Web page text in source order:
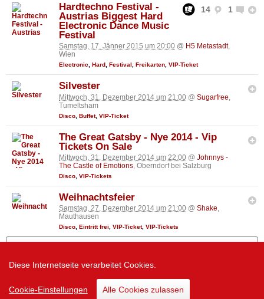
Diese Internetseite verarbeitet Cookies.
Cookie-Einstellungen Alle Cookies zulassen
14 1
Hardtechno Festival -
Austrias Biggest Hard
Electronic Dance Music
Festival
Samstag, 17. Jänner 2015 um 20:00 @ H5 Metastadt,
Wien
Electronic, Hard, Festival, Freikarten, VIP-Ticket
Silvester
Mittwoch, 31. Dezember 2014 um 21:00 @ Sugarfree
Tumeltsham
Disco Buffet, VIP-Ticket
The Great Gatsby - Nye 2014 - Vip
Tickets On Sale
Mittwoch, 31. Dezember 2014 um 22:00 @ Johnnys -
The Castle of Emotions, Oberndorf bei Salzburg
Disco VIP-Tickets
Weihnachtsfeier
Samstag, 27. Dezember 2014 um 21:00 @ Shake,
Mauthausen
Disco, Eintritt frei, VIP-Ticket, VIP-Tickets